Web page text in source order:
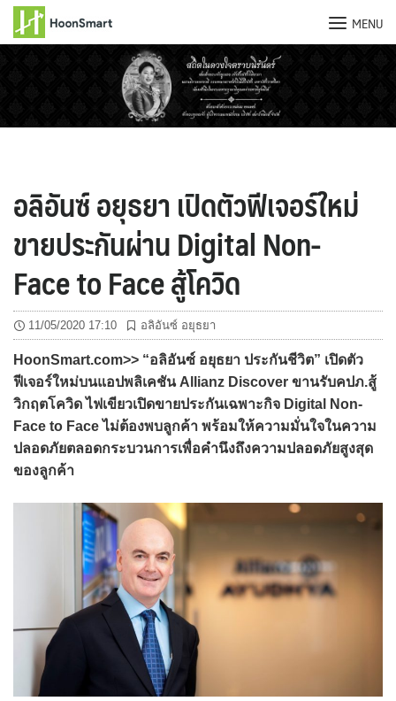
MENU
อลิอันซ์ อยุธยา เปิดตัวฟีเจอร์ใหม่
ขายประกันผ่าน Digital Non-
Face to Face สู้โควิด
11/05/2020 17:10 อลิอันซ์ อยุธยา
HoonSmart.com>> “อลิอันซ์ อยุธยา ประกันชีวิต” เปิดตัว
ฟีเจอร์ใหม่บนแอปพลิเคชัน Allianz Discover ขานรับคปภ.สู้
วิกฤตโควิด ไฟเขียวเปิดขายประกันเฉพาะกิจ Digital Non-
Face to Face ไม่ต้องพบลูกค้า พร้อมให้ความมั่นใจในความ
ปลอดภัยตลอดกระบวนการเพื่อคำนึงถึงความปลอดภัยสูงสุด
ของลูกค้า